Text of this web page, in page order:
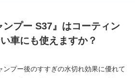
ンプー S37』はコーティン
車にも使えますか？
ンプー後のすすぎの水切れ効果に優れて